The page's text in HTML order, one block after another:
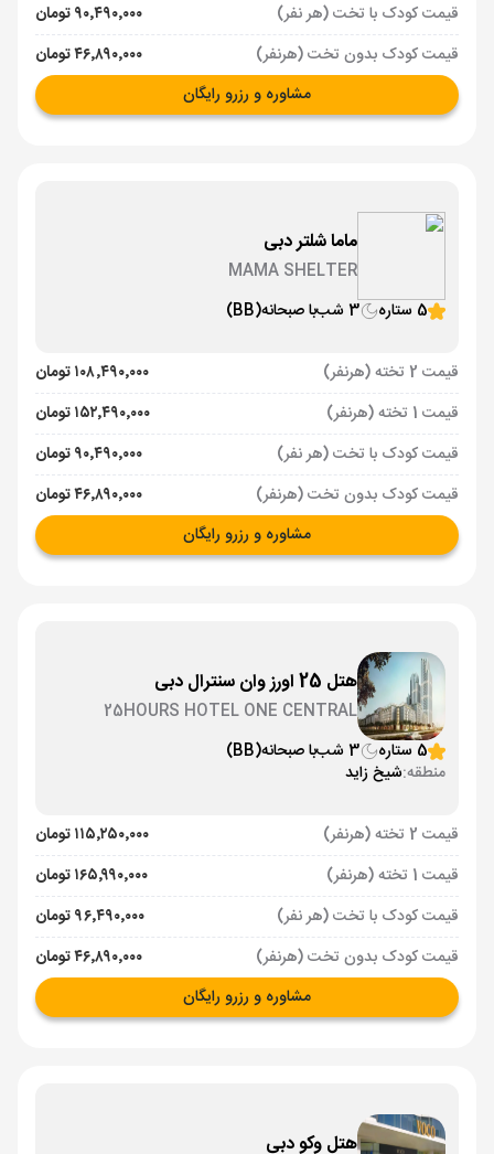
قیمت کودک با تخت (هر نفر)
۹۰٬۴۹۰٬۰۰۰ تومان
قیمت کودک بدون تخت (هرنفر)
۴۶٬۸۹۰٬۰۰۰ تومان
مشاوره و رزرو رایگان
ماما شلتر دبی
MAMA SHELTER
5 ستاره
3 شب با صبحانه(BB)
قیمت 2 تخته (هرنفر)
۱۰۸٬۴۹۰٬۰۰۰ تومان
قیمت 1 تخته (هرنفر)
۱۵۲٬۴۹۰٬۰۰۰ تومان
قیمت کودک با تخت (هر نفر)
۹۰٬۴۹۰٬۰۰۰ تومان
قیمت کودک بدون تخت (هرنفر)
۴۶٬۸۹۰٬۰۰۰ تومان
مشاوره و رزرو رایگان
هتل 25 اورز وان سنترال دبی
25HOURS HOTEL ONE CENTRAL
5 ستاره
3 شب با صبحانه(BB)
منطقه:شیخ زاید
قیمت 2 تخته (هرنفر)
۱۱۵٬۲۵۰٬۰۰۰ تومان
قیمت 1 تخته (هرنفر)
۱۶۵٬۹۹۰٬۰۰۰ تومان
قیمت کودک با تخت (هر نفر)
۹۶٬۴۹۰٬۰۰۰ تومان
قیمت کودک بدون تخت (هرنفر)
۴۶٬۸۹۰٬۰۰۰ تومان
مشاوره و رزرو رایگان
هتل وکو دبی